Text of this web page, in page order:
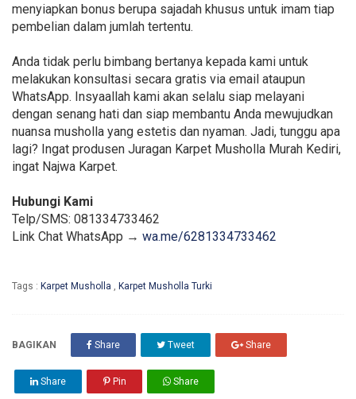
menyiapkan bonus berupa sajadah khusus untuk imam tiap
pembelian dalam jumlah tertentu.
Anda tidak perlu bimbang bertanya kepada kami untuk
melakukan konsultasi secara gratis via email ataupun
WhatsApp. Insyaallah kami akan selalu siap melayani
dengan senang hati dan siap membantu Anda mewujudkan
nuansa musholla yang estetis dan nyaman. Jadi, tunggu apa
lagi? Ingat produsen Juragan Karpet Musholla Murah Kediri,
ingat Najwa Karpet.
Hubungi Kami
Telp/SMS: 081334733462
Link Chat WhatsApp → wa.me/6281334733462
Tags : Karpet Musholla Karpet Musholla Turki
BAGIKAN Share Tweet Share
Share Pin Share